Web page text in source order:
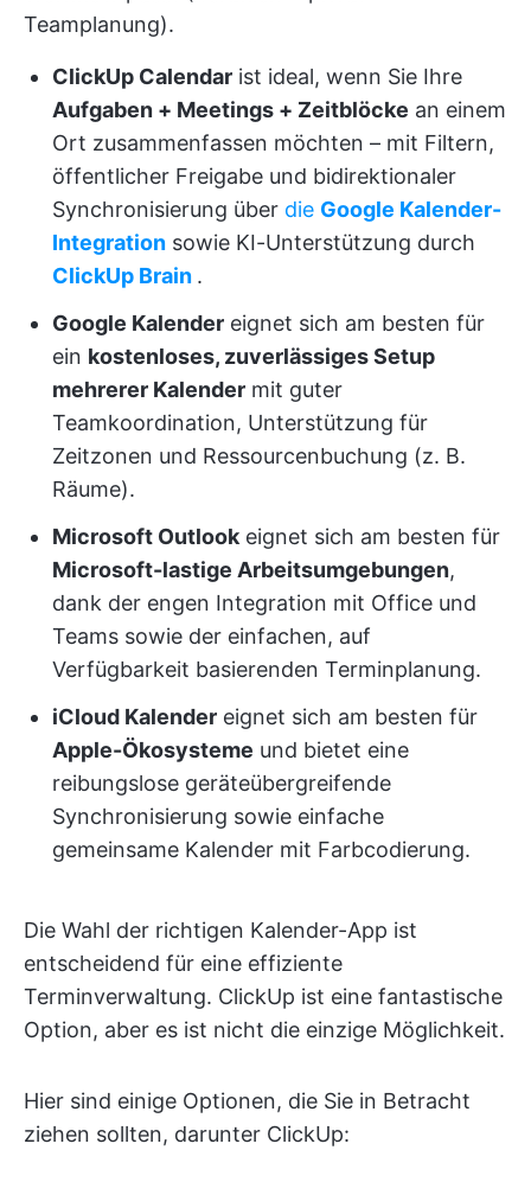
Teamplanung).
ClickUp Calendar ist ideal, wenn Sie Ihre
Aufgaben + Meetings + Zeitblöcke an einem
Ort zusammenfassen möchten – mit Filtern,
öffentlicher Freigabe und bidirektionaler
Synchronisierung über die Google Kalender-
Integration sowie KI-Unterstützung durch
ClickUp Brain .
Google Kalender eignet sich am besten für
ein kostenloses, zuverlässiges Setup
mehrerer Kalender mit guter
Teamkoordination, Unterstützung für
Zeitzonen und Ressourcenbuchung (z. B.
Räume).
Microsoft Outlook eignet sich am besten für
Microsoft-lastige Arbeitsumgebungen,
dank der engen Integration mit Office und
Teams sowie der einfachen, auf
Verfügbarkeit basierenden Terminplanung.
iCloud Kalender eignet sich am besten für
Apple-Ökosysteme und bietet eine
reibungslose geräteübergreifende
Synchronisierung sowie einfache
gemeinsame Kalender mit Farbcodierung.
Die Wahl der richtigen Kalender-App ist
entscheidend für eine effiziente
Terminverwaltung. ClickUp ist eine fantastische
Option, aber es ist nicht die einzige Möglichkeit.
Hier sind einige Optionen, die Sie in Betracht
ziehen sollten, darunter ClickUp: